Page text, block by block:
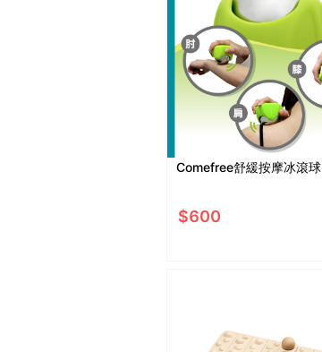
Comefree舒緩按摩冰滾球
$600